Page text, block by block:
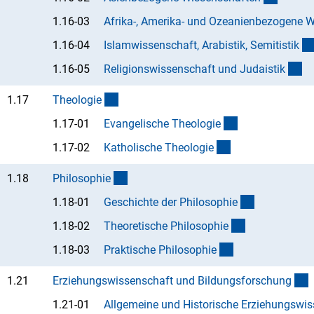
1.16-03
Afrika-, Amerika- und Ozeanienbezogene
1.16-04
Islamwissenschaft, Arabistik, Semitistik
1.16-05
Religionswissenschaft und Judaistik
1.17 Theologie
1.17-01
Evangelische Theologie
1.17-02
Katholische Theologie
1.18 Philosophie
1.18-01
Geschichte der Philosophie
1.18-02
Theoretische Philosophie
1.18-03
Praktische Philosophie
1.21 Erziehungswissenschaft und Bildungsforschung
1.21-01
Allgemeine und Historische